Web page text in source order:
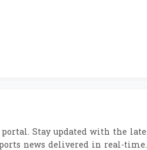
portal. Stay updated with the
news delivered in real-time.